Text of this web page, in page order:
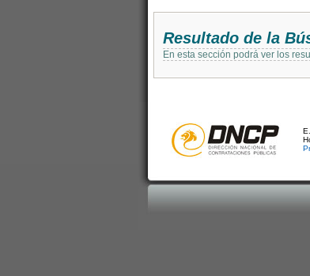
Resultado de la
En esta sección podrá ver los